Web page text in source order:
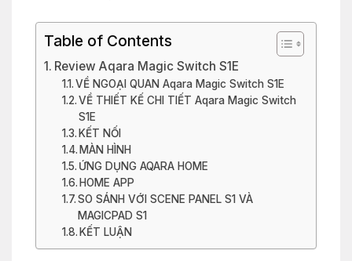
Table of Contents
Review Aqara Magic Switch S1E
VỀ NGOẠI QUAN Aqara Magic Switch S1E
VỀ THIẾT KẾ CHI TIẾT Aqara Magic Switch
S1E
KẾT NỐI
MÀN HÌNH
ỨNG DỤNG AQARA HOME
HOME APP
SO SÁNH VỚI SCENE PANEL S1 VÀ
MAGICPAD S1
KẾT LUẬN